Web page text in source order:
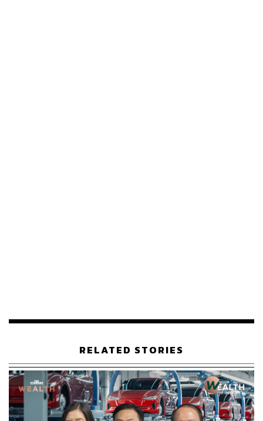
รักษาอัตราการเติบโตทางเศรษฐกิจไว้เช่นนี้ ทุกสายตาใน
ขณะนี้จึงจับจ้องไปที่การประชุมประจำปีของสภานิติบัญญัติ
ซึ่งจะเริ่มในวันที่ 5 มีนาคมนี้ โดยคาดหวังว่ารัฐบาลจะเปิด
เผยเป้าหมายทางเศรษฐกิจสำหรับปีและมาตรการกระตุ้น
เศรษฐกิจอื่นๆ
RELATED STORIES